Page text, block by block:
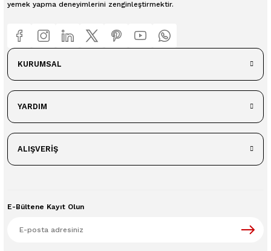
yemek yapma deneyimlerini zenginleştirmektir.
KURUMSAL
YARDIM
ALIŞVERİŞ
E-Bültene Kayıt Olun